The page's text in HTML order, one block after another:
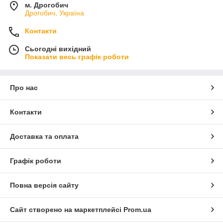
м. Дрогобич
Дрогобич, Україна
Контакти
Сьогодні вихідний
Показати весь графік роботи
Про нас
Контакти
Доставка та оплата
Графік роботи
Повна версія сайту
Сайт створено на маркетплейсі Prom.ua